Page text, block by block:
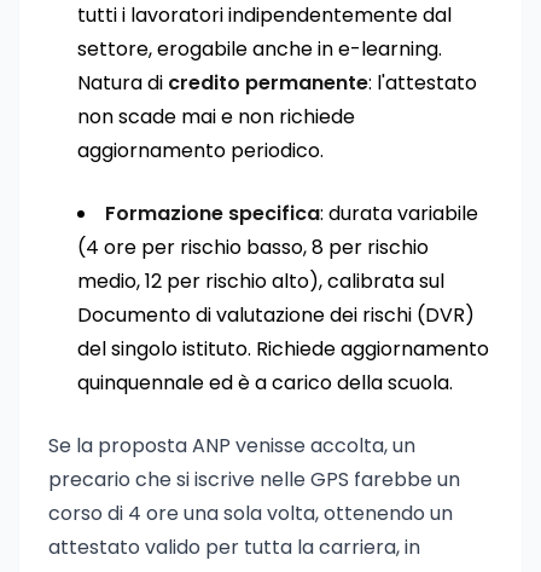
tutti i lavoratori indipendentemente dal
settore, erogabile anche in e-learning.
Natura di credito permanente: l'attestato
non scade mai e non richiede
aggiornamento periodico.
Formazione specifica: durata variabile
(4 ore per rischio basso, 8 per rischio
medio, 12 per rischio alto), calibrata sul
Documento di valutazione dei rischi (DVR)
del singolo istituto. Richiede aggiornamento
quinquennale ed è a carico della scuola.
Se la proposta ANP venisse accolta, un
precario che si iscrive nelle GPS farebbe un
corso di 4 ore una sola volta, ottenendo un
attestato valido per tutta la carriera, in